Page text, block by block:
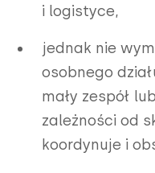
i logistyce,
jednak nie
osobnego
mały zespół
zależności od
koordynuje i